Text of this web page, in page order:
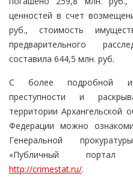
ценностей в счет
руб., стоимость
предварительного
составила 644,5 млн. руб.
С более подробной
преступности и
территории Архангельской
Федерации можно
Генеральной
«Публичный портал
http://crimestat.ru/.